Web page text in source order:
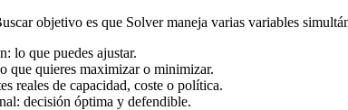
objetivo es que Solver maneja varias variables
lo que puedes ajustar.
que quieres maximizar o minimizar.
reales de capacidad, coste o política.
decisión óptima y defendible.